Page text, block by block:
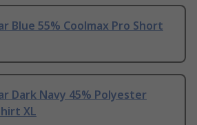
Blue 55% Coolmax Pro Short
Dark Navy 45% Polyester
XL